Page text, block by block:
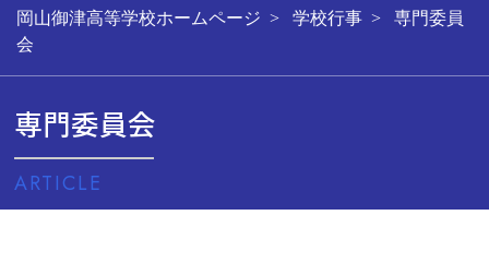
岡山御津高等学校ホームページ 学校行事
専門委員
会
専門委員会
ARTICLE